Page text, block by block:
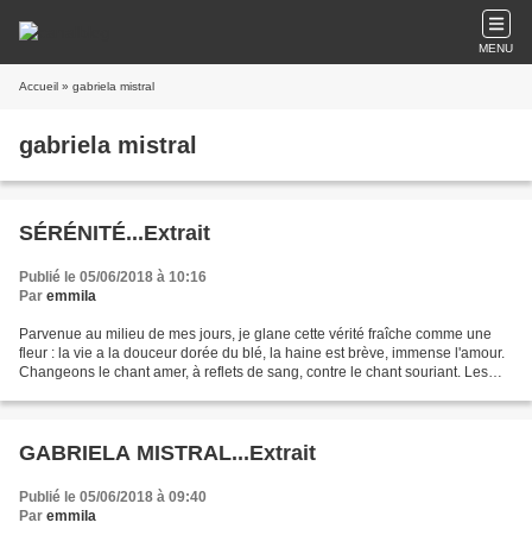
MENU
Accueil » gabriela mistral
gabriela mistral
SÉRÉNITÉ...Extrait
Publié le 05/06/2018 à 10:16
Par emmila
Parvenue au milieu de mes jours, je glane cette vérité fraîche comme une
fleur : la vie a la douceur dorée du blé, la haine est brève, immense l'amour.
Changeons le chant amer, à reflets de sang, contre le chant souriant. Les
GABRIELA MISTRAL...Extrait
Publié le 05/06/2018 à 09:40
Par emmila